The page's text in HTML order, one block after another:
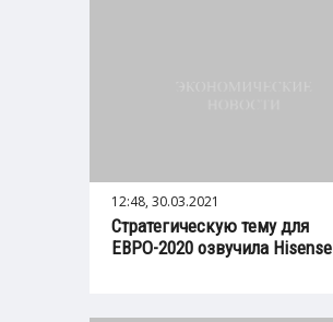
12:48, 30.03.2021
Стратегическую тему для
ЕВРО-2020 озвучила Hisense